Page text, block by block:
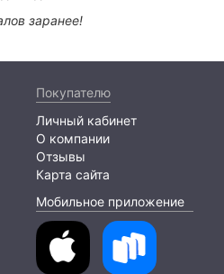
заранее!
Покупателю
Личный кабинет
О компании
Отзывы
Карта сайта
Мобильное приложение